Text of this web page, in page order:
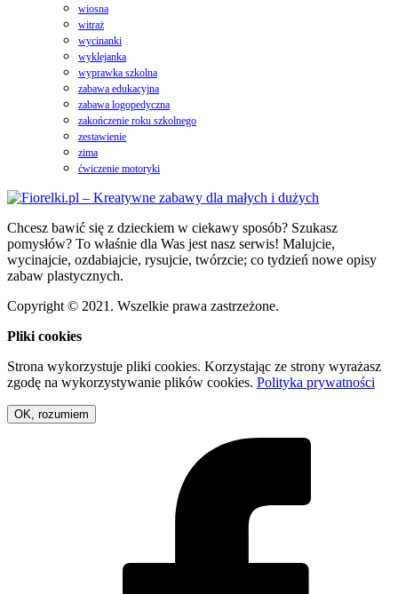
wiosna
witraż
wycinanki
wyklejanka
wyprawka szkolna
zabawa edukacyjna
zabawa logopedyczna
zakończenie roku szkolnego
zestawienie
zima
ćwiczenie motoryki
Chcesz bawić się z dzieckiem w ciekawy sposób? Szukasz
pomysłów? To właśnie dla Was jest nasz serwis! Malujcie,
wycinajcie, ozdabiajcie, rysujcie, twórzcie; co tydzień nowe opisy
zabaw plastycznych.
Copyright © 2021. Wszelkie prawa zastrzeżone.
Pliki cookies
Strona wykorzystuje pliki cookies. Korzystając ze strony wyrażasz
zgodę na wykorzystywanie plików cookies. Polityka prywatności
OK, rozumiem